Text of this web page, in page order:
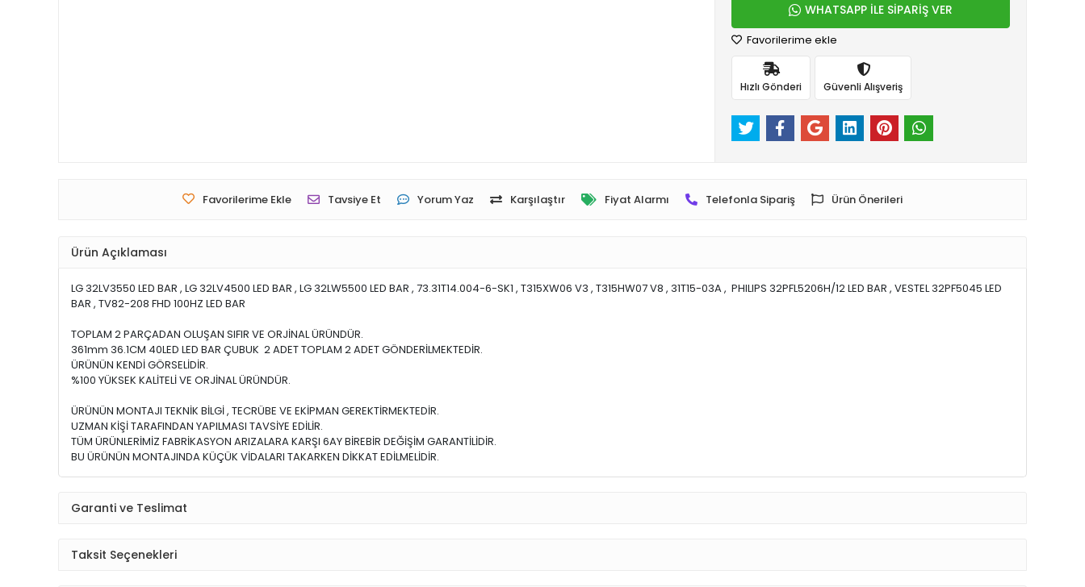
WHATSAPP İLE SİPARİŞ VER
Favorilerime ekle
Hızlı Gönderi Güvenli Alışveriş
Favorilerime Ekle Tavsiye Et Yorum Yaz Karşılaştır Fiyat Alarmı Telefonla Sipariş Ürün Önerileri
Ürün Açıklaması
LG 32LV3550 LED BAR , LG 32LV4500 LED BAR , LG 32LW5500 LED BAR , 73.31T14.004-6-SK1 , T315XW06 V3 , T315HW07 V8 , 31T15-03A , PHILIPS 32PFL5206H/12 LED BAR , VESTEL 32PF5045 LED
BAR , TV82-208 FHD 100HZ LED BAR
TOPLAM 2 PARÇADAN OLUŞAN SIFIR VE ORJİNAL ÜRÜNDÜR.
361mm 36.1CM 40LED LED BAR ÇUBUK 2 ADET TOPLAM 2 ADET GÖNDERİLMEKTEDİR.
ÜRÜNÜN KENDİ GÖRSELİDİR.
%100 YÜKSEK KALİTELİ VE ORJİNAL ÜRÜNDÜR.
ÜRÜNÜN MONTAJI TEKNİK BİLGİ , TECRÜBE VE EKİPMAN GEREKTİRMEKTEDİR.
UZMAN KİŞİ TARAFINDAN YAPILMASI TAVSİYE EDİLİR.
TÜM ÜRÜNLERİMİZ FABRİKASYON ARIZALARA KARŞI 6AY BİREBİR DEĞİŞİM GARANTİLİDİR.
BU ÜRÜNÜN MONTAJINDA KÜÇÜK VİDALARI TAKARKEN DİKKAT EDİLMELİDİR.
Garanti ve Teslimat
Taksit Seçenekleri